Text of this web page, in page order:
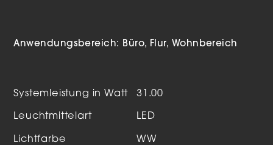
Anwendungsbereich: Büro Flur Wohnbereich
Systemleistung in Watt 31.00
Leuchtmittelart LED
Lichtfarbe WW